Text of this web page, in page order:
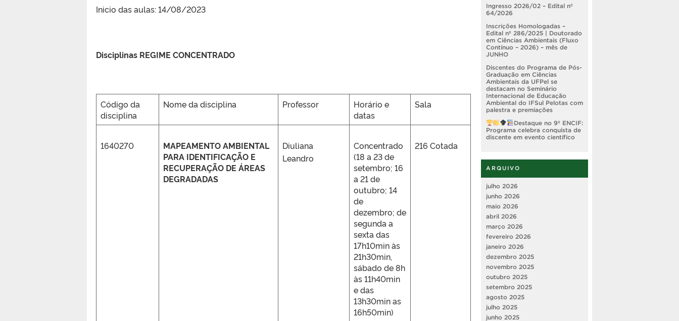
Inicio das aulas: 14/08/2023
Disciplinas REGIME CONCENTRADO
Código da
disciplina
Nome da disciplina Professor
Horário e
datas
Sala
1640270
MAPEAMENTO AMBIENTAL
PARA IDENTIFICAÇÃO E
RECUPERAÇÃO DE ÁREAS
DEGRADADAS
Diuliana
Leandro
Concentrado
(18 a 23 de
setembro; 16
a 21 de
outubro; 14
de
dezembro; de
segunda a
sexta das
17h10min às
21h30min,
sábado de 8h
às 11h40min
e das
13h30min as
16h50min)
216 Cotada
Ingresso 2026/02 – Edital nº
64/2026
Inscrições Homologadas –
Edital nº 286/2025 | Doutorado
em Ciências Ambientais (Fluxo
Contínuo – 2026) – mês de
JUNHO
Discentes do Programa de Pós-
Graduação em Ciências
Ambientais da UFPel se
destacam no Seminário
Internacional de Educação
Ambiental do IFSul Pelotas com
palestra e premiações
Destaque no 9º ENCIF:
Programa celebra conquista de
discente em evento científico
ARQUIVO
julho 2026
junho 2026
maio 2026
abril 2026
março 2026
fevereiro 2026
janeiro 2026
dezembro 2025
novembro 2025
outubro 2025
setembro 2025
agosto 2025
julho 2025
junho 2025